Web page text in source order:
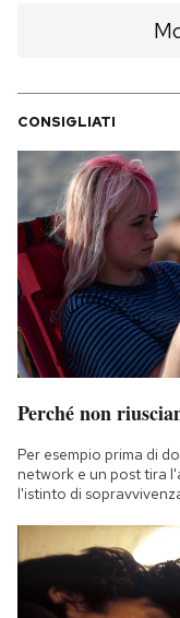
CONSIGLIATI
Perché non
Per esempio prima di
network e un post tira
l'istinto di